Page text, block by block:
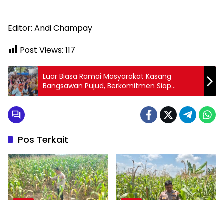
Editor: Andi Champay
Post Views: 117
Luar Biasa Ramai Masyarakat Kasang
Bangsawan Pujud, Berkomitmen Siap
Menangkan No Urut 02 Bijak
Pos Terkait